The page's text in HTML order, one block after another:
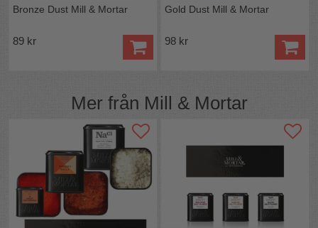
Bronze Dust Mill & Mortar
89 kr
Gold Dust Mill & Mortar
98 kr
Mer från Mill & Mortar